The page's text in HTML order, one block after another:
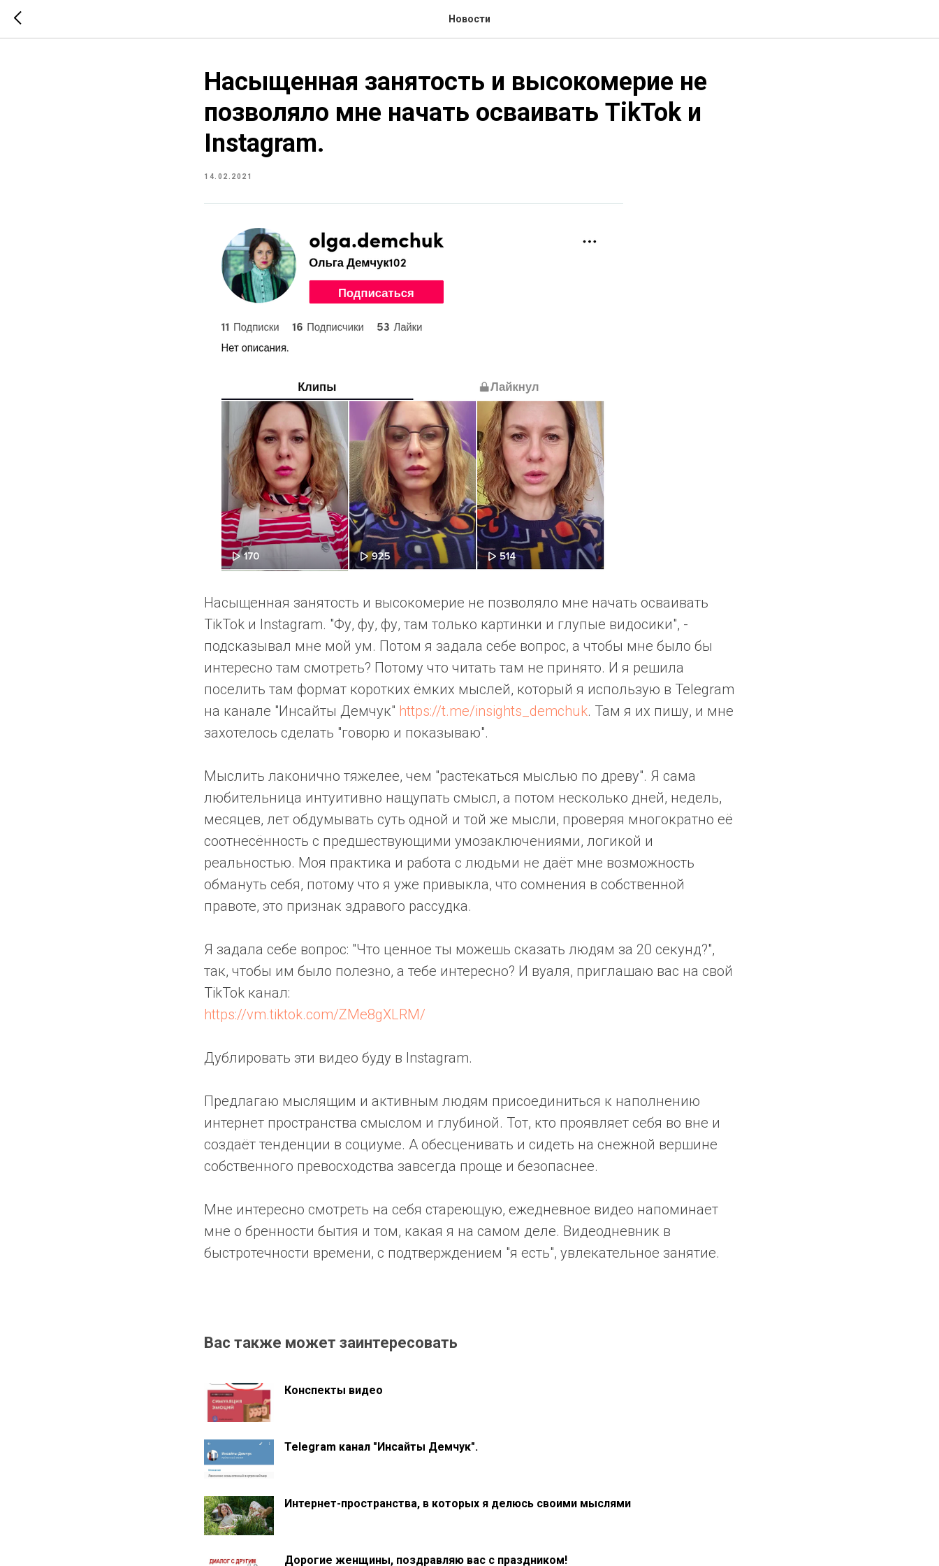
Новости
Насыщенная занятость и высокомерие не
позволяло мне начать осваивать TikTok и
Instagram.
14.02.2021
Насыщенная занятость и высокомерие не позволяло мне начать осваивать
TikTok и Instagram. "Фу, фу, фу, там только картинки и глупые видосики", -
подсказывал мне мой ум. Потом я задала себе вопрос, а чтобы мне было бы
интересно там смотреть? Потому что читать там не принято. И я решила
поселить там формат коротких ёмких мыслей, который я использую в Telegram
на канале "Инсайты Демчук" https://t.me/insights_demchuk. Там я их пишу, и мне
захотелось сделать "говорю и показываю".
Мыслить лаконично тяжелее, чем "растекаться мыслью по древу". Я сама
любительница интуитивно нащупать смысл, а потом несколько дней, недель,
месяцев, лет обдумывать суть одной и той же мысли, проверяя многократно её
соотнесённость с предшествующими умозаключениями, логикой и
реальностью. Моя практика и работа с людьми не даёт мне возможность
обмануть себя, потому что я уже привыкла, что сомнения в собственной
правоте, это признак здравого рассудка.
Я задала себе вопрос: "Что ценное ты можешь сказать людям за 20 секунд?",
так, чтобы им было полезно, а тебе интересно? И вуаля, приглашаю вас на свой
TikTok канал:
https://vm.tiktok.com/ZMe8gXLRM/
Дублировать эти видео буду в Instagram.
Предлагаю мыслящим и активным людям присоединиться к наполнению
интернет пространства смыслом и глубиной. Тот, кто проявляет себя во вне и
создаёт тенденции в социуме. А обесценивать и сидеть на снежной вершине
собственного превосходства завсегда проще и безопаснее.
Мне интересно смотреть на себя стареющую, ежедневное видео напоминает
мне о бренности бытия и том, какая я на самом деле. Видеодневник в
быстротечности времени, с подтверждением "я есть", увлекательное занятие.
Вас также может заинтересовать
Конспекты видео
Telegram канал "Инсайты Демчук".
Интернет-пространства, в которых я делюсь своими мыслями
Дорогие женщины, поздравляю вас с праздником!